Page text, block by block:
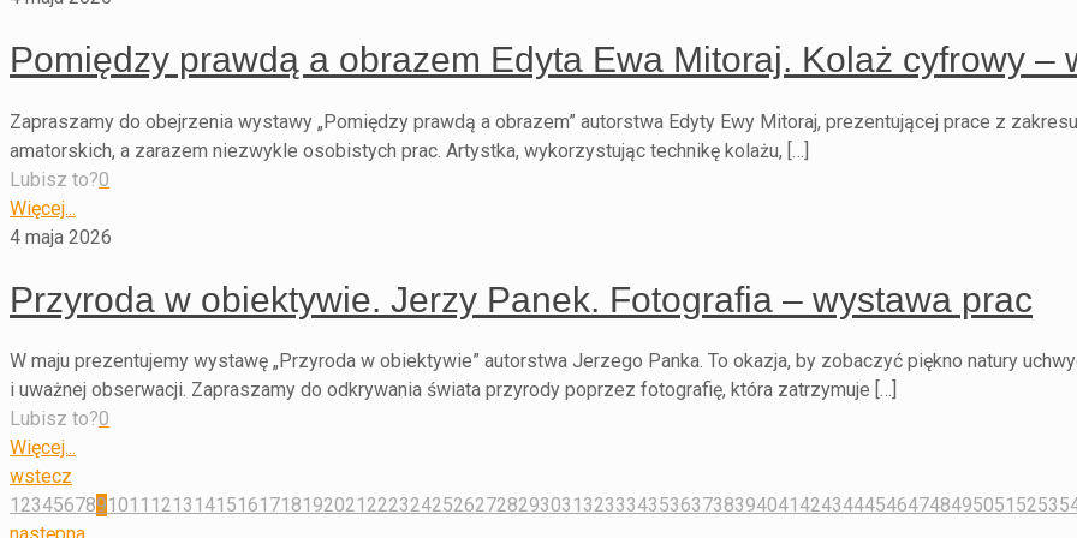
Pomiędzy prawdą a obrazem Edyta Ewa Mitoraj. Kolaż cyfrowy –
Zapraszamy do obejrzenia wystawy „Pomiędzy prawdą a obrazem” autorstwa Edyty Ewy Mitoraj, prezentującej prace z
amatorskich, a zarazem niezwykle osobistych prac. Artystka, wykorzystując technikę kolażu, […]
Lubisz to?0
Więcej...
4 maja 2026
Przyroda w obiektywie. Jerzy Panek. Fotografia – wystawa prac
W maju prezentujemy wystawę „Przyroda w obiektywie” autorstwa Jerzego Panka. To okazja, by zobaczyć piękno natury
i uważnej obserwacji. Zapraszamy do odkrywania świata przyrody poprzez fotografię, która zatrzymuje […]
Lubisz to?0
Więcej...
wstecz
1 234567891011 12131415161718192021 22232425262728293031 32333435363738394041 42434445464748495051 5253